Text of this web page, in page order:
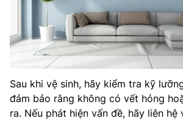
Sau khi vệ sinh, hãy kiểm tra kỹ
đảm bảo rằng không có vết hỏng
ra. Nếu phát hiện vấn đề, hãy liên hệ